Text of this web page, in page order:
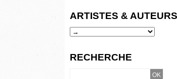
ARTISTES & AUTEURS
RECHERCHE